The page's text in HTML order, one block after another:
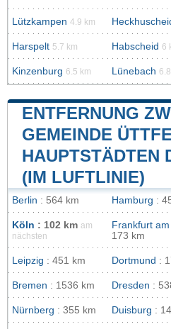
Lützkampen 4.9 km
Harspelt 5.7 km Habscheid 6
Kinzenburg 6.5 km Lünebach
ENTFERNUNG
GEMEINDE
HAUPTSTÄDTEN
(IM LUFTLINIE)
Berlin : 564 km Hamburg :
Köln : 102 km am
nächsten
Frankfurt
173 km
Leipzig : 451 km Dortmund :
Bremen : 1536 km Dresden :
Nürnberg : 355 km Duisburg :